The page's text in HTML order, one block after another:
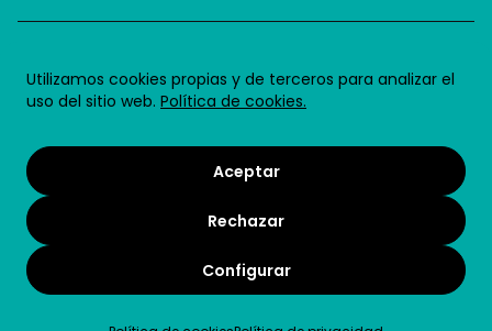
Utilizamos cookies propias y de terceros para analizar el
uso del sitio web. Política de cookies.
Aceptar
Rechazar
Configurar
®2026 Future for Work SL
Política de privacidad
Política de cookies
Condiciones de uso
Términos y condiciones